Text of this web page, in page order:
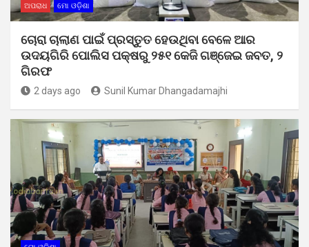
ଅପରାଧ ମୋ ଓଡ଼ିଶା
ଚୋରା ଚାଲାଣ ପାଇଁ ପ୍ରସ୍ତୁତ ହେଉଥିବା ବେଳେ ଆର
ଉଦୟଗିରି ପୋଲିସ ପକ୍ଷରୁ ୨୫୧ କେଜି ଗଞ୍ଜେଇ ଜବତ, ୨
ଗିରଫ
2 days ago Sunil Kumar Dhangadamajhi